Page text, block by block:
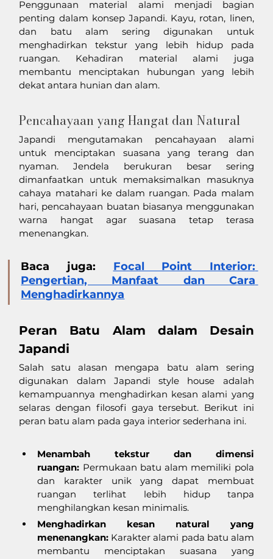
Penggunaan material alami menjadi bagian
penting dalam konsep Japandi. Kayu, rotan, linen,
dan batu alam sering digunakan untuk
menghadirkan tekstur yang lebih hidup pada
ruangan. Kehadiran material alami juga
membantu menciptakan hubungan yang lebih
dekat antara hunian dan alam.
Pencahayaan yang Hangat dan Natural
Japandi mengutamakan pencahayaan alami
untuk menciptakan suasana yang terang dan
nyaman. Jendela berukuran besar sering
dimanfaatkan untuk memaksimalkan masuknya
cahaya matahari ke dalam ruangan. Pada malam
hari, pencahayaan buatan biasanya menggunakan
warna hangat agar suasana tetap terasa
menenangkan.
Baca juga: Focal Point Interior:
Pengertian, Manfaat dan Cara
Menghadirkannya
Peran Batu Alam dalam Desain
Japandi
Salah satu alasan mengapa batu alam sering
digunakan dalam Japandi style house adalah
kemampuannya menghadirkan kesan alami yang
selaras dengan filosofi gaya tersebut. Berikut ini
peran batu alam pada gaya interior sederhana ini.
Menambah tekstur dan dimensi
ruangan: Permukaan batu alam memiliki pola
dan karakter unik yang dapat membuat
ruangan terlihat lebih hidup tanpa
menghilangkan kesan minimalis.
Menghadirkan kesan natural yang
menenangkan: Karakter alami pada batu alam
membantu menciptakan suasana yang